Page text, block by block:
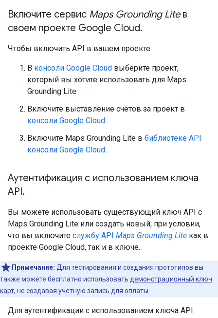
Включите сервис Maps Grounding Liteв
своем проекте Google Cloud.
Чтобы включить API в вашем проекте:
В консоли Google Cloud выберите проект,
который вы хотите использовать для Maps
Grounding Lite.
Включите выставление счетов за проект в
консоли Google Cloud .
Включите Maps Grounding Lite в библиотеке API
консоли Google Cloud .
Аутентификация с использованием ключа
API.
Вы можете использовать существующий ключ API с
Maps Grounding Lite или создать новый, при условии,
что вы включите службу API Maps Grounding Lite как в
проекте Google Cloud, так и в ключе.
Примечание: Для тестирования и создания прототипов вы
также можете бесплатно использовать демонстрационный ключ
карт, не создавая учетную запись для оплаты.
Для аутентификации с использованием ключа API: